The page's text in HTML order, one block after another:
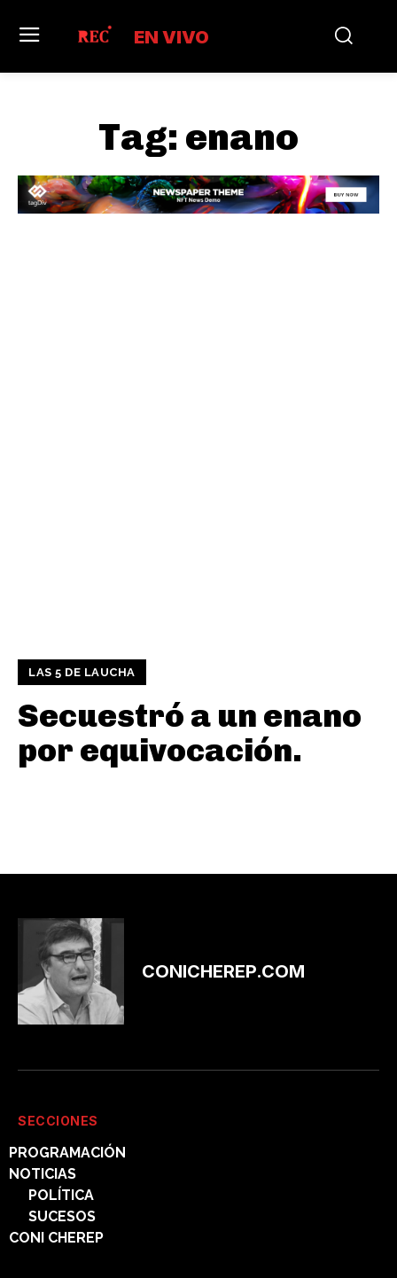
EN VIVO
Tag: enano
LAS 5 DE LAUCHA
Secuestró a un enano
por equivocación.
CONICHEREP.COM
SECCIONES
PROGRAMACIÓN
NOTICIAS
POLÍTICA
SUCESOS
CONI CHEREP